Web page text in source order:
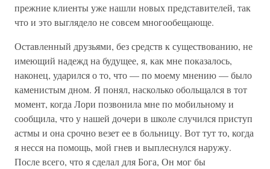
прежние клиенты уже нашли новых представителей, так
что и это выглядело не совсем многообещающе.
Оставленный друзьями, без средств к существованию, не
имеющий надежд на будущее, я, как мне показалось,
наконец, ударился о то, что — по моему мнению — было
каменистым дном. Я понял, насколько обольщался в тот
момент, когда Лори позвонила мне по мобильному и
сообщила, что у нашей дочери в школе случился приступ
астмы и она срочно везет ее в больницу. Вот тут то, когда
я несся на помощь, мой гнев и выплеснулся наружу.
После всего, что я сделал для Бога, Он мог бы